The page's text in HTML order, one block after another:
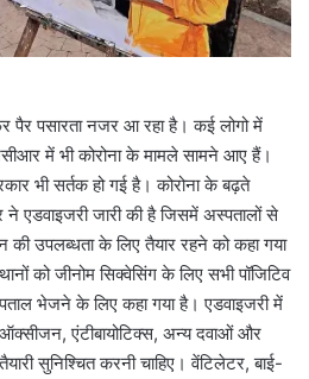
पैर पसारता नजर आ रहा है। कई लोगो में
में भी कोरोना के मामले सामने आए हैं।
भी सर्तक हो गई है। कोरोना के बढ़ते
एडवाइजरी जारी की है जिसमें अस्पतालों से
उपलब्धता के लिए तैयार रहने को कहा गया
को जीनोम सिक्वेसिंग के लिए सभी पॉजिटिव
भेजने के लिए कहा गया है। एडवाइजरी में
एंटीबायोटिक्स, अन्य दवाओं और
सुनिश्चित करनी चाहिए। वेंटिलेटर, बाई-